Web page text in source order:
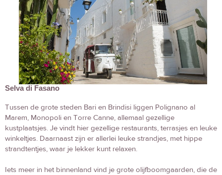
Selva di Fasano
Tussen de grote steden Bari en Brindisi liggen Polignano al
Marem, Monopoli en Torre Canne, allemaal gezellige
kustplaatsjes. Je vindt hier gezellige restaurants, terrasjes en leuke
winkeltjes. Daarnaast zijn er allerlei leuke strandjes, met hippe
strandtentjes, waar je lekker kunt relaxen.
Iets meer in het binnenland vind je grote olijfboomgaarden, die de